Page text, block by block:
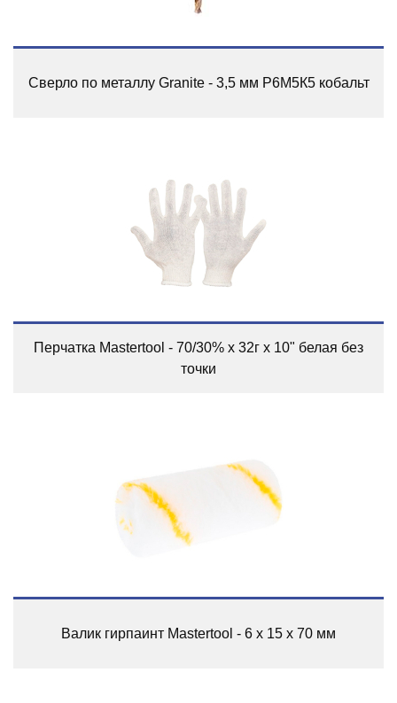
Сверло по металлу Granite - 3,5 мм Р6М5К5 кобальт
Перчатка Mastertool - 70/30% x 32г x 10" белая без
точки
Валик гирпаинт Mastertool - 6 х 15 х 70 мм